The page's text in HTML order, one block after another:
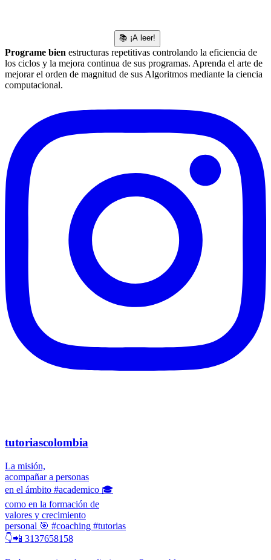
📚 ¡A leer!
Programe bien estructuras repetitivas controlando la eficiencia de
los ciclos y la mejora continua de sus programas. Aprenda el arte de
mejorar el orden de magnitud de sus Algoritmos mediante la ciencia
computacional.
tutoriascolombia
La misión,
acompañar a personas
en el ámbito #academico 🎓
como en la formación de
valores y crecimiento
personal 🎯 #coaching #tutorias
👇📲 3137658158